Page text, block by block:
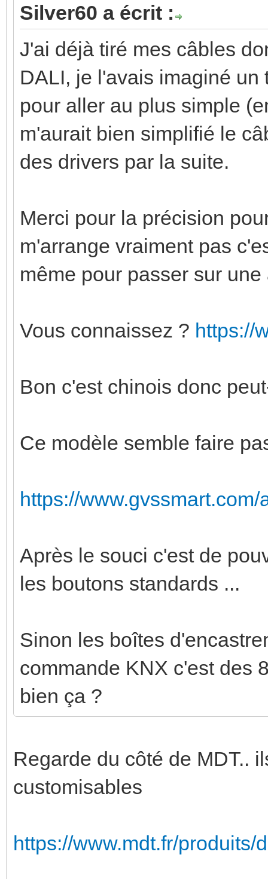
Silver60 a écrit :
J'ai déjà tiré mes câbles
DALI, je l'avais imaginé
pour aller au plus simple
m'aurait bien simplifié le
des drivers par la suite.
Merci pour la précision
m'arrange vraiment pas
même pour passer sur
Vous connaissez ? https://
Bon c'est chinois donc
Ce modèle semble faire
https://
Après le souci c'est de
les boutons standards ...
Sinon les boîtes
commande KNX c'est des
bien ça ?
Regarde du côté de MDT..
customisables
https://www.mdt.fr/produits/